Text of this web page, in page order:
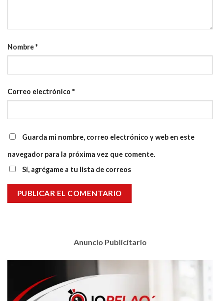
Nombre*
Correo electrónico *
Guarda mi nombre, correo electrónico y web en este
navegador para la próxima vez que comente.
Sí, agrégame a tu lista de correos
Anuncio Publicitario